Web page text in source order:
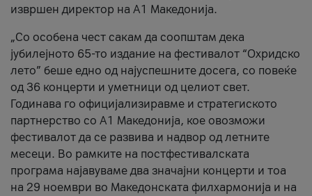
извршен директор на A1 Македонија.
„Со особена чест сакам да соопштам дека
јубилејното 65-то издание на фестивалот “Охридско
лето” беше едно од најуспешните досега, со повеќе
од 36 концерти и уметници од целиот свет.
Годинава го официјализиравме и стратегиското
партнерство со А1 Македонија, кое овозможи
фестивалот да се развива и надвор од летните
месеци. Во рамките на постфестивалската
програма најавуваме два значајни концерти и тоа
на 29 ноември во Македонската филхармонија и на